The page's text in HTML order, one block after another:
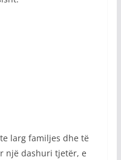
larg familjes dhe të
një dashuri tjetër, e